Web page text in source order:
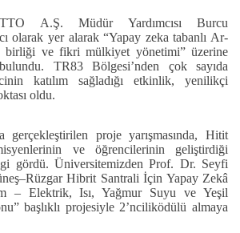
A.Ş. Müdür Yardımcısı Burcu
olarak yer alarak “Yapay zeka tabanlı Ar-
birliği ve fikri mülkiyet yönetimi” üzerine
TR83 Bölgesi’nden çok sayıda
katılım sağladığı etkinlik, yenilikçi
oldu.
gerçekleştirilen proje yarışmasında, Hitit
ve öğrencilerinin geliştirdiği
gördü. Üniversitemizden Prof. Dr. Seyfi
Hibrit Santrali İçin Yapay Zekâ
– Elektrik, Isı, Yağmur Suyu ve Yeşil
başlıklı projesiyle 2’nciliködülü almaya